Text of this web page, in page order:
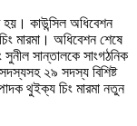
কাউন্সিল অধিবেশন
মারমা। অধিবেশন শেষে
সুনীল সান্তালকে সাংগঠনিক
সদস্যসহ ২৯ সদস্য বিশিষ্ট
থুইক্য চিং মারমা নতুন